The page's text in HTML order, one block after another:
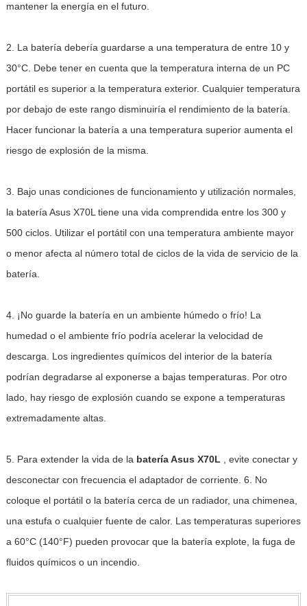
mantener la energía en el futuro.
2. La batería debería guardarse a una temperatura de entre 10 y
30°C. Debe tener en cuenta que la temperatura interna de un PC
portátil es superior a la temperatura exterior. Cualquier temperatura
por debajo de este rango disminuiría el rendimiento de la batería.
Hacer funcionar la batería a una temperatura superior aumenta el
riesgo de explosión de la misma.
3. Bajo unas condiciones de funcionamiento y utilización normales,
la batería Asus X70L tiene una vida comprendida entre los 300 y
500 ciclos. Utilizar el portátil con una temperatura ambiente mayor
o menor afecta al número total de ciclos de la vida de servicio de la
batería.
4. ¡No guarde la batería en un ambiente húmedo o frío! La
humedad o el ambiente frío podría acelerar la velocidad de
descarga. Los ingredientes químicos del interior de la batería
podrían degradarse al exponerse a bajas temperaturas. Por otro
lado, hay riesgo de explosión cuando se expone a temperaturas
extremadamente altas.
5. Para extender la vida de labatería Asus X70L , evite conectar y
desconectar con frecuencia el adaptador de corriente. 6. No
coloque el portátil o la batería cerca de un radiador, una chimenea,
una estufa o cualquier fuente de calor. Las temperaturas superiores
a 60°C (140°F) pueden provocar que la batería explote, la fuga de
fluidos químicos o un incendio.